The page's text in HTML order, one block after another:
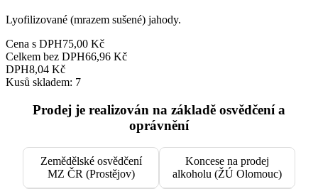
Lyofilizované (mrazem sušené) jahody.
Cena s DPH75,00 Kč
Celkem bez DPH66,96 Kč
DPH8,04 Kč
Kusů skladem: 7
Prodej je realizován na základě osvědčení a
oprávnění
Zemědělské osvědčení
MZ ČR (Prostějov)
Koncese na prodej
alkoholu (ŽÚ Olomouc)